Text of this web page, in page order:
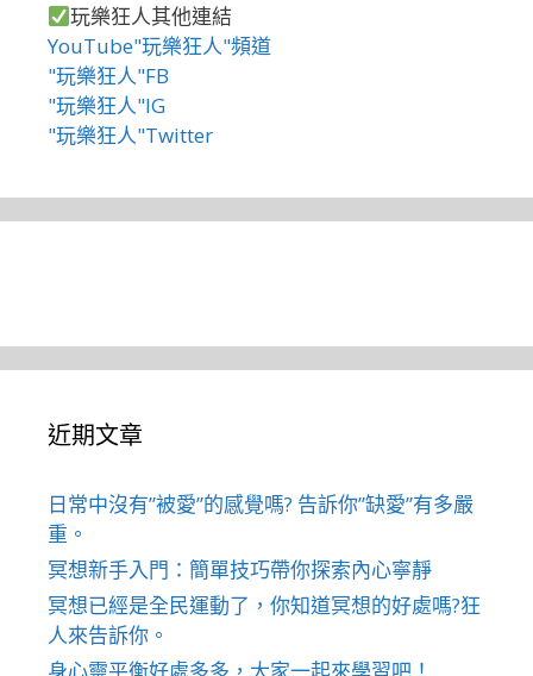
玩樂狂人其他連結
YouTube"玩樂狂人"頻道
"玩樂狂人"FB
"玩樂狂人"IG
"玩樂狂人"Twitter
近期文章
日常中沒有”被愛”的感覺嗎? 告訴你”缺愛”有多嚴
重。
冥想新手入門：簡單技巧帶你探索內心寧靜
冥想已經是全民運動了，你知道冥想的好處嗎?狂
人來告訴你。
身心靈平衡好處多多，大家一起來學習吧！